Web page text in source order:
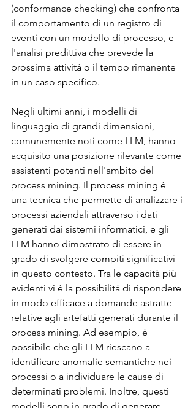
(conformance checking) che confronta
il comportamento di un registro di
eventi con un modello di processo, e
l'analisi predittiva che prevede la
prossima attività o il tempo rimanente
in un caso specifico.
Negli ultimi anni, i modelli di
linguaggio di grandi dimensioni,
comunemente noti come LLM, hanno
acquisito una posizione rilevante come
assistenti potenti nell'ambito del
process mining. Il process mining è
una tecnica che permette di analizzare i
processi aziendali attraverso i dati
generati dai sistemi informatici, e gli
LLM hanno dimostrato di essere in
grado di svolgere compiti significativi
in questo contesto. Tra le capacità più
evidenti vi è la possibilità di rispondere
in modo efficace a domande astratte
relative agli artefatti generati durante il
process mining. Ad esempio, è
possibile che gli LLM riescano a
identificare anomalie semantiche nei
processi o a individuare le cause di
determinati problemi. Inoltre, questi